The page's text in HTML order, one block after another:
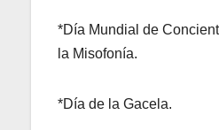
*Día Mundial de
la Misofonía.
*Día de la Gacela.